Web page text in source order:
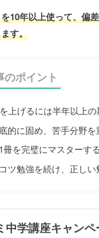
10年以上使って、偏
す。
のポイント
上げるには半年以上
的に固め、苦手分野
冊を完璧にマスターす
ツ勉強を続け、正し
中学講座キャンペ